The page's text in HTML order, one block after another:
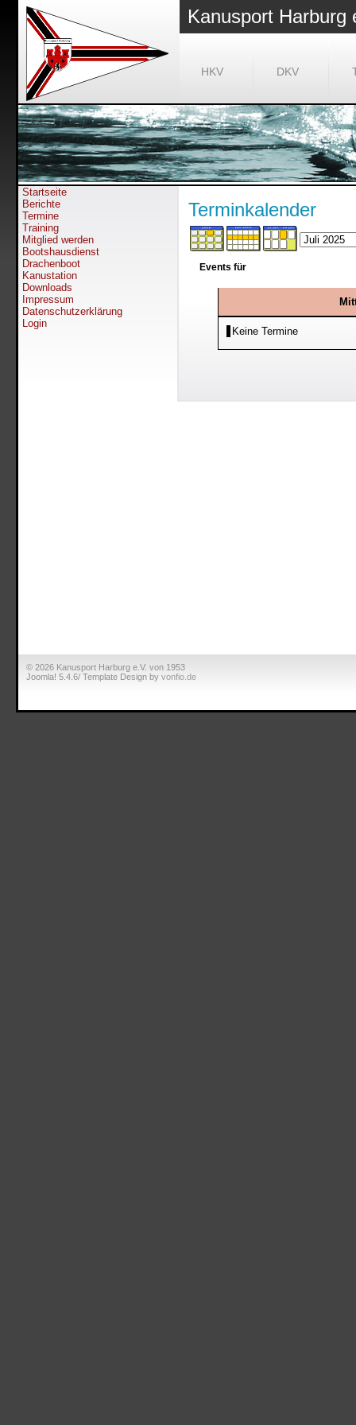
Kanusport Harburg
HKV DKV
Startseite
Berichte
Termine
Training
Mitglied werden
Bootshausdienst
Drachenboot
Kanustation
Downloads
Impressum
Datenschutzerklärung
Login
Terminkalender
Events für
Keine Termine
© 2026 Kanusport Harburg e.V. von 1953
Joomla! 5.4.6/ Template Design by vonfio.de